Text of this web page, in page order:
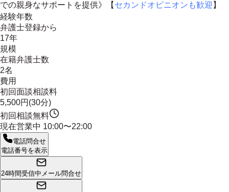
での親身なサポートを提供》【 セカンドオピニオンも歓迎 】
経験年数
弁護士登録から
17年
規模
在籍弁護士数
2名
費用
初回面談相談料
5,500円(30分)
初回相談無料
現在営業中 10:00〜22:00
電話問合せ
電話番号を表示
24時間受信中 メール問合せ